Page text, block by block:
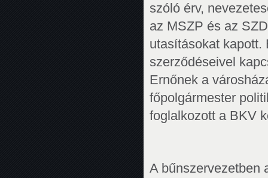
szóló érv,
az MSZP és az
utasításokat kapott.
szerződéseivel
Ernőnek a
főpolgármester
foglalkozott a BKV
A bűnszervezetben